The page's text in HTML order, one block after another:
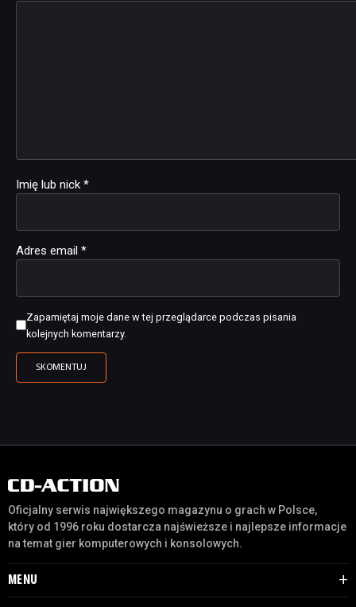
Imię lub nick *
Adres email *
Zapamiętaj moje dane w tej przeglądarce podczas pisania
kolejnych komentarzy.
Oficjalny serwis największego magazynu o grach w Polsce,
który od 1996 roku dostarcza najświeższe i najlepsze informacje
na temat gier komputerowych i konsolowych.
MENU